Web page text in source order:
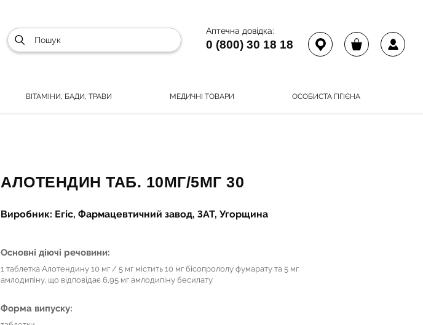
Аптечна довідка:
0 (800) 30 18 18
ВІТАМІНИ, БАДИ, ТРАВИ МЕДИЧНІ ТОВАРИ ОСОБИСТА ГІГІЄНА
АЛОТЕНДИН ТАБ. 10МГ/5МГ 30
Виробник: Егіс, Фармацевтичний завод, ЗАТ, Угорщина
Основні діючі речовини:
1 таблетка Алотендину 10 мг / 5 мг містить 10 мг бісопрололу фумарату та 5 мг
амлодипіну, що відповідає 6,95 мг амлодипіну бесилату
Форма випуску: